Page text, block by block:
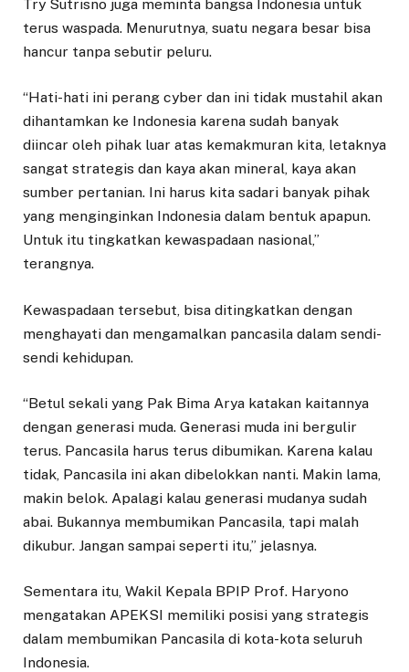
Try Sutrisno juga meminta bangsa Indonesia untuk
terus waspada. Menurutnya, suatu negara besar bisa
hancur tanpa sebutir peluru.
“Hati-hati ini perang cyber dan ini tidak mustahil akan
dihantamkan ke Indonesia karena sudah banyak
diincar oleh pihak luar atas kemakmuran kita, letaknya
sangat strategis dan kaya akan mineral, kaya akan
sumber pertanian. Ini harus kita sadari banyak pihak
yang menginginkan Indonesia dalam bentuk apapun.
Untuk itu tingkatkan kewaspadaan nasional,”
terangnya.
Kewaspadaan tersebut, bisa ditingkatkan dengan
menghayati dan mengamalkan pancasila dalam sendi-
sendi kehidupan.
“Betul sekali yang Pak Bima Arya katakan kaitannya
dengan generasi muda. Generasi muda ini bergulir
terus. Pancasila harus terus dibumikan. Karena kalau
tidak, Pancasila ini akan dibelokkan nanti. Makin lama,
makin belok. Apalagi kalau generasi mudanya sudah
abai. Bukannya membumikan Pancasila, tapi malah
dikubur. Jangan sampai seperti itu,” jelasnya.
Sementara itu, Wakil Kepala BPIP Prof. Haryono
mengatakan APEKSI memiliki posisi yang strategis
dalam membumikan Pancasila di kota-kota seluruh
Indonesia.